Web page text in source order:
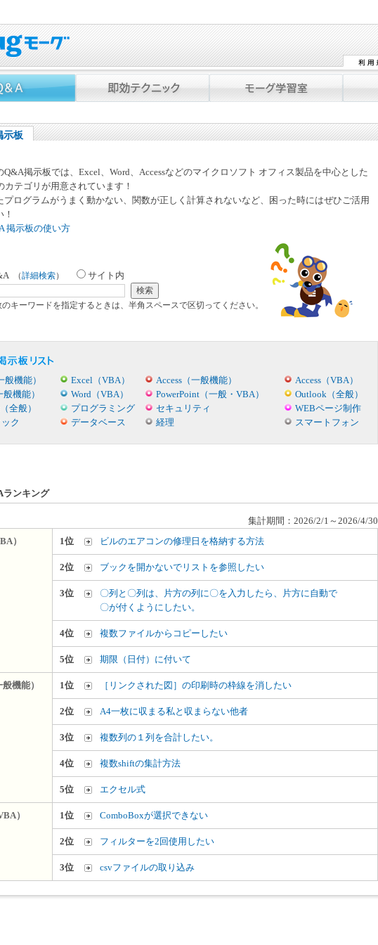
示板
Q&A掲示板では、Excel、Word、Accessなどのマイクロソフト オフィス製品を中心とした
カテゴリが用意されています！
プログラムがうまく動かない、関数が正しく計算されないなど、困った時にはぜひご活用
！
掲示板の使い方
（詳細検索） サイト内
キーワードを指定するときは、半角スペースで区切ってください。
般機能） Excel（VBA） Access（一般機能）
Access（VBA）
機能）
Word（VBA） PowerPoint（一般・VBA）
Outlook（全般）
全般）
プログラミング セキュリティ
WEBページ制作
ク
データベース 経理 スマートフォン
ランキング
集計期間：2026/2/1～2026/4/30
）
1位 ビルのエアコンの修理日を格納する方法
2位 ブックを開かないでリストを参照したい
3位
〇列と〇列は、片方の列に〇を入力したら、片方に自動で
〇が付くようにしたい。
4位 複数ファイルからコピーしたい
5位 期限（日付）に付いて
機能） 1位 ［リンクされた図］の印刷時の枠線を消したい
2位 A4一枚に収まる私と収まらない他者
3位 複数列の１列を合計したい。
4位 複数shiftの集計方法
5位 エクセル式
） 1位 ComboBoxが選択できない
2位 フィルターを2回使用したい
3位 csvファイルの取り込み